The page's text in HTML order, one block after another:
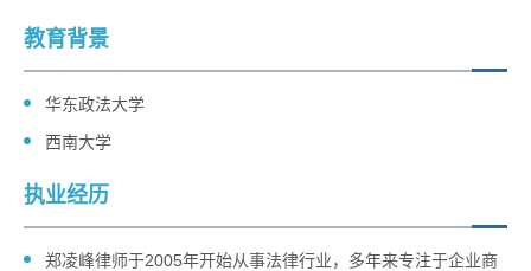
教育背景
华东政法大学
西南大学
执业经历
郑凌峰律师于2005年开始从事法律行业，多年来专注于企业商